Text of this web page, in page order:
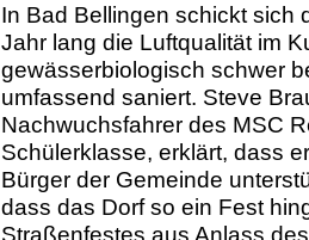
In Bad Bellingen schickt sich
Jahr lang die Luftqualität im
gewässerbiologisch schwer
umfassend saniert. Steve
Nachwuchsfahrer des MSC
Schülerklasse, erklärt, dass
Bürger der Gemeinde
dass das Dorf so ein Fest
Straßenfestes aus Anlass